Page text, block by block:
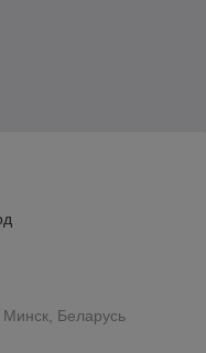
Беларусь